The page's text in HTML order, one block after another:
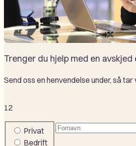
Trenger du hjelp med en avskjed
Send oss en henvendelse under, så tar
12
Company
or
Privat
Bedrift
Fornavn(Påkrevd)